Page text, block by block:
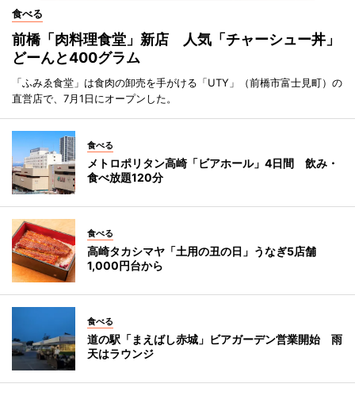
食べる
前橋「肉料理食堂」新店 人気「チャーシュー丼」
どーんと400グラム
「ふみゑ食堂」は食肉の卸売を手がける「UTY」（前橋市富士見町）の
直営店で、7月1日にオープンした。
食べる
メトロポリタン高崎「ビアホール」4日間 飲み・
食べ放題120分
食べる
高崎タカシマヤ「土用の丑の日」うなぎ5店舗
1,000円台から
食べる
道の駅「まえばし赤城」ビアガーデン営業開始 雨
天はラウンジ